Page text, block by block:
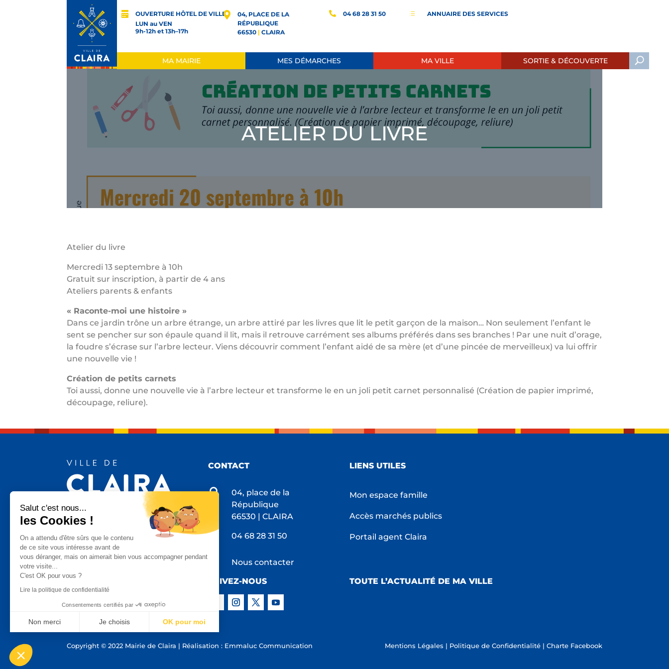
OUVERTURE HÔTEL DE VILLE
LUN au VEN
9h-12h et 13h–17h
04, PLACE DE LA
RÉPUBLIQUE
66530| CLAIRA
04 68 28 31 50 d ANNUAIRE DES SERVICES
MA MAIRIE MES DÉMARCHES MA VILLE SORTIE & DÉCOUVERTE
ATELIER DU LIVRE
Atelier du livre
Mercredi 13 septembre à 10h
Gratuit sur inscription, à partir de 4 ans
Ateliers parents & enfants
« Raconte-moi une histoire »
Dans ce jardin trône un arbre étrange, un arbre attiré par les livres que lit le petit garçon de la maison… Non seulement l’enfant le
sent se pencher sur son épaule quand il lit, mais il retrouve carrément ses albums préférés dans ses branches ! Par une nuit d’orage,
la foudre s’écrase sur l’arbre lecteur. Viens découvrir comment l’enfant aidé de sa mère (et d’une pincée de merveilleux) va lui offrir
une nouvelle vie !
Création de petits carnets
Toi aussi, donne une nouvelle vie à l’arbre lecteur et transforme le en un joli petit carnet personnalisé (Création de papier imprimé,
découpage, reliure).
CONTACT

04, place de la
République
66530 | CLAIRA
 04 68 28 31 50
Nous contacter
LIENS UTILES
Mon espace famille
Accès marchés publics
Portail agent Claira
SUIVEZ-NOUS TOUTE L’ACTUALITÉ DE MA VILLE
Copyright © 2022 Mairie de Claira | Réalisation : Emmaluc Communication Mentions Légales | Politique de Confidentialité| Charte Facebook
Salut c'est nous...
les Cookies !
On a attendu d'être sûrs que le contenu
de ce site vous intéresse avant de
vous déranger, mais on aimerait bien vous accompagner pendant
votre visite...
C'est OK pour vous ?
Lire la politique de confidentialité
Consentements certifiés par
Non merci Je choisis OK pour moi
Notre plateforme vous permet d'adapter et de gérer vos paramètres de confidentialité, en garantissant la conformité avec les réglementations. Personnalisez vos préférences pour